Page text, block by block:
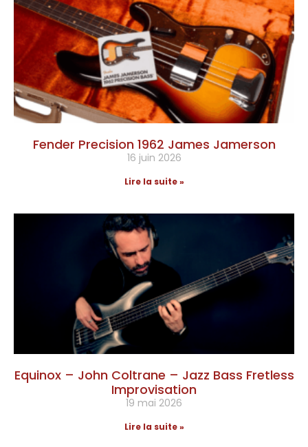
Fender Precision 1962 James Jamerson
16 juin 2026
Lire la suite »
Equinox – John Coltrane – Jazz Bass Fretless
Improvisation
19 mai 2026
Lire la suite »